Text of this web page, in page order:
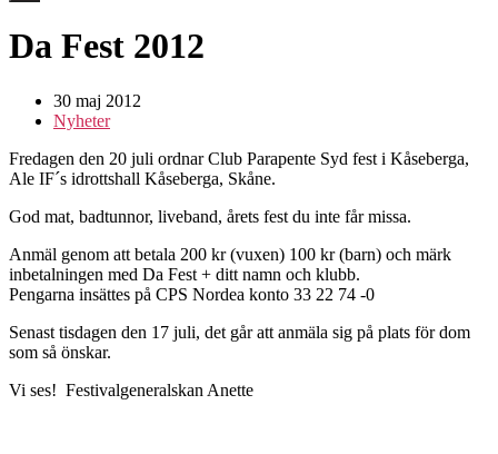
Da Fest 2012
30 maj 2012
Nyheter
Fredagen den 20 juli ordnar Club Parapente Syd fest i Kåseberga,
Ale IF´s idrottshall Kåseberga, Skåne.
God mat, badtunnor, liveband, årets fest du inte får missa.
Anmäl genom att betala 200 kr (vuxen) 100 kr (barn) och märk
inbetalningen med Da Fest + ditt namn och klubb.
Pengarna insättes på CPS Nordea konto 33 22 74 -0
Senast tisdagen den 17 juli, det går att anmäla sig på plats för dom
som så önskar.
Vi ses! Festivalgeneralskan Anette